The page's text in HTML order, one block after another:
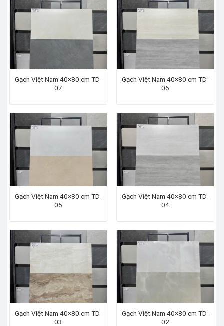
Gạch Việt Nam 40×80 cm TD-
07
Gạch Việt Nam 40×80 cm TD-
06
Gạch Việt Nam 40×80 cm TD-
05
Gạch Việt Nam 40×80 cm TD-
04
Gạch Việt Nam 40×80 cm TD-
03
Gạch Việt Nam 40×80 cm TD-
02